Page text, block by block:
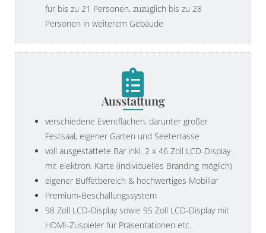
für bis zu 21 Personen, zuzüglich bis zu 28
Personen in weiterem Gebäude
Ausstattung
verschiedene Eventflächen, darunter großer
Festsaal, eigener Garten und Seeterrasse
voll ausgestattete Bar inkl. 2 x 46 Zoll LCD-Display
mit elektron. Karte (individuelles Branding möglich)
eigener Buffetbereich & hochwertiges Mobiliar
Premium-Beschallungssystem
98 Zoll LCD-Display sowie 95 Zoll LCD-Display mit
HDMI-Zuspieler für Präsentationen etc.